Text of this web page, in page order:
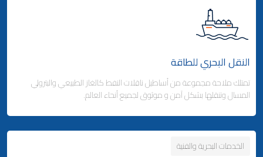
التخزين والتوزيع
- مدينة ملاحة اللوجستية - قطر
- المنطقة الحرة بجبل علي (دولة الإمارات)
Business Area Links (Left)
الخدمات البحرية
الخدمات البحرية
النقل البحري للطاقة
تمتلك ملاحة مجموعة من أساطيل ناقلات النفط كالغاز الطبيعي والبترولي
المسال وتنقلها بشكل آمن و موثوق لجميع أنحاء العالم.
الخدمات البحرية والفنية